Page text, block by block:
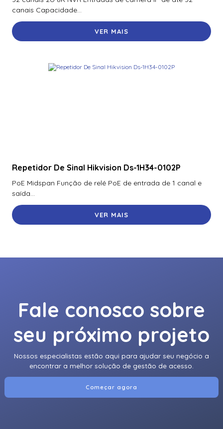
canais Capacidade...
VER MAIS
Repetidor De Sinal Hikvision Ds-1H34-0102P
PoE Midspan Função de relé PoE de entrada de 1 canal e
saída...
VER MAIS
Fale conosco sobre
seu próximo projeto
Nossos especialistas estão aqui para ajudar seu negócio a
encontrar a melhor solução de gestão de acesso.
Começar agora